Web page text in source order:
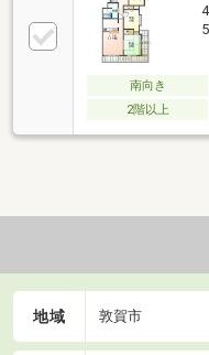
南向き
2階以上
地域 敦賀市